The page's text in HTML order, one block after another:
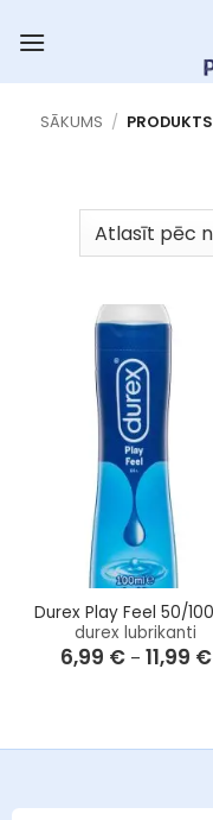
SĀKUMS /
Durex Play Feel 50/
durex lubrikanti
6,99 € – 11,99 €